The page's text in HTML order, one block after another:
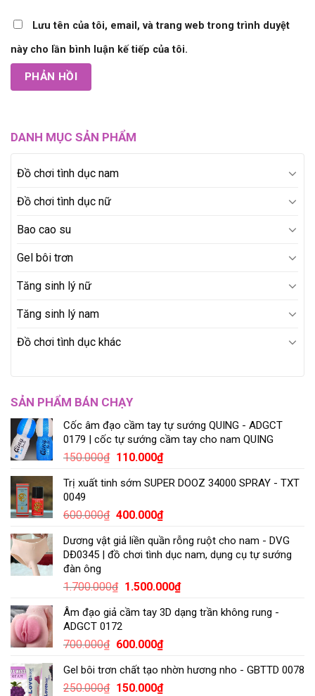
DANH MỤC SẢN PHẨM
Đồ chơi tình dục nam
Đồ chơi tình dục nữ
Bao cao su
Gel bôi trơn
Tăng sinh lý nữ
Tăng sinh lý nam
Đồ chơi tình dục khác
SẢN PHẨM BÁN CHẠY
Cốc âm đạo cầm tay tự sướng QUING - ADGCT
0179 | cốc tự sướng cầm tay cho nam QUING
150.000₫ 110.000₫
Trị xuất tinh sớm SUPER DOOZ 34000 SPRAY - TXT
0049
600.000₫ 400.000₫
Dương vật giả liền quần rỗng ruột cho nam - DVG
DĐ0345 | đồ chơi tình dục nam, dụng cụ tự sướng
đàn ông
1.700.000₫ 1.500.000₫
Âm đạo giả cầm tay 3D dạng trần không rung -
ADGCT 0172
700.000₫ 600.000₫
Gel bôi trơn chất tạo nhờn hương nho - GBTTD 0078
250.000₫ 150.000₫
Lưu tên của tôi, email, và trang web trong trình duyệt
này cho lần bình luận kế tiếp của tôi.